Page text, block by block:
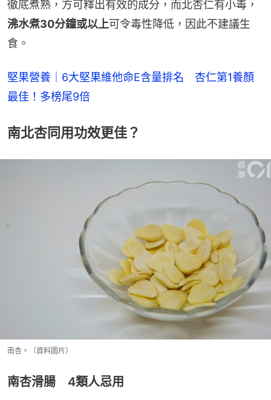
徹底煮熟，方可釋出有效的成分，而北杏仁有小毒，
沸水煮30分鐘或以上可令毒性降低，因此不建議生
食。
堅果營養｜6大堅果維他命E含量排名　杏仁第1養顏
最佳！多榜尾9倍
南北杏同用功效更佳？
南杏。（資料圖片）
南杏滑腸 4類人忌用